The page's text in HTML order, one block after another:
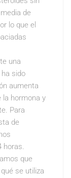
de
lo que el
una
sido
aumenta
la hormona y
Para
de
horas.
que
se utiliza